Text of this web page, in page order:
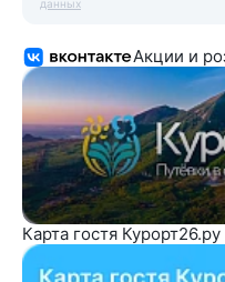
данных
Акции и
Карта гостя Курорт26.ру